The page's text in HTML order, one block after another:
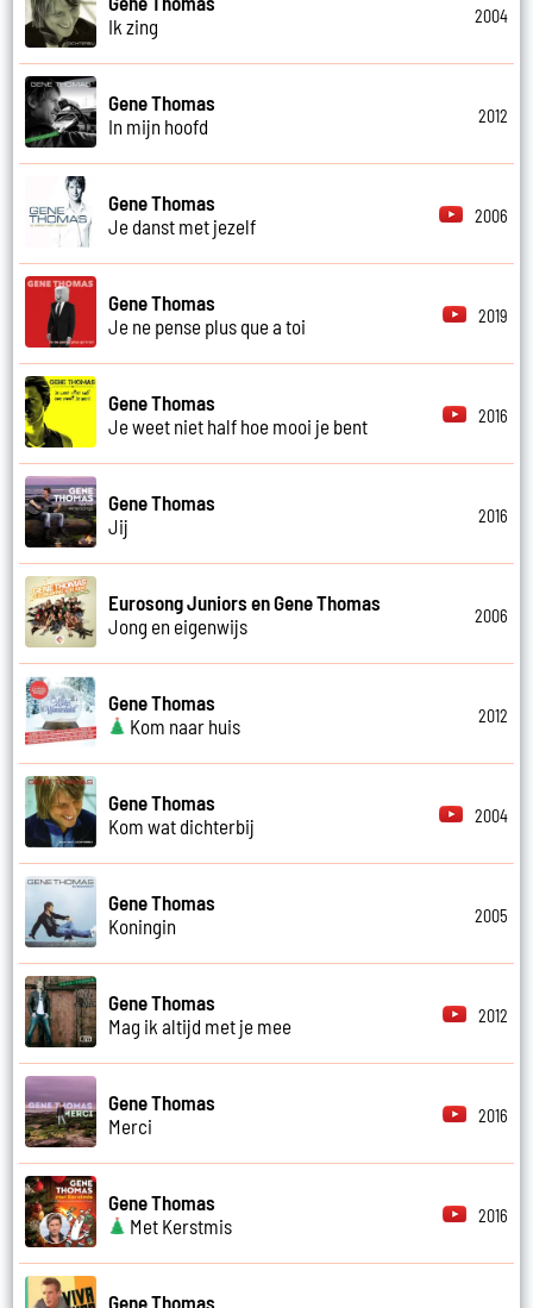
Ik zing
2004
Gene Thomas
In mijn hoofd
2012
Gene Thomas
Je danst met jezelf
2006
Gene Thomas
Je ne pense plus que a toi
2019
Gene Thomas
Je weet niet half hoe mooi je bent
2016
Gene Thomas
Jij
2016
Eurosong Juniors en Gene Thomas
Jong en eigenwijs
2006
Gene Thomas
Kom naar huis
2012
Gene Thomas
Kom wat dichterbij
2004
Gene Thomas
Koningin
2005
Gene Thomas
Mag ik altijd met je mee
2012
Gene Thomas
Merci
2016
Gene Thomas
Met Kerstmis
2016
Gene Thomas